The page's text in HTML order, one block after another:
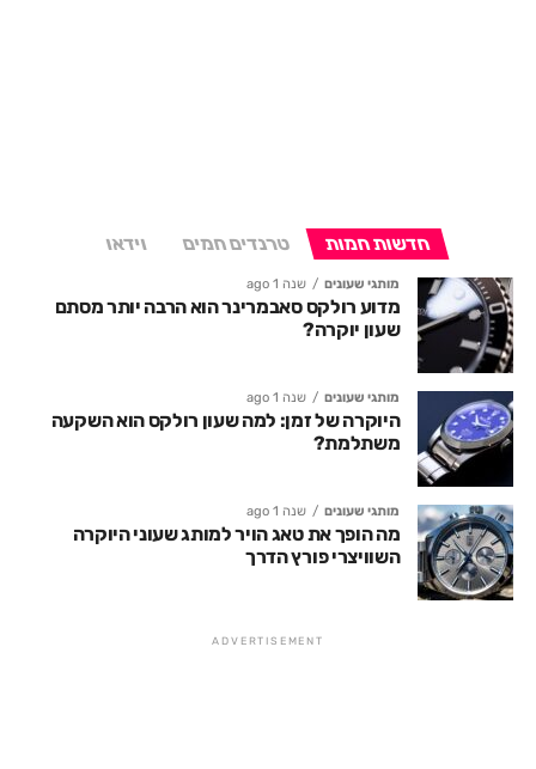
חדשות חמות טרנדים חמים וידאו
מותגי שעונים שנה 1 ago
מדוע רולקס סאבמרינר הוא הרבה יותר מסתם
שעון יוקרה?
מותגי שעונים שנה 1 ago
היוקרה של זמן: למה שעון רולקס הוא השקעה
משתלמת?
מותגי שעונים שנה 1 ago
מה הופך את טאג הויר למותג שעוני היוקרה
השוויצרי פורץ הדרך
ADVERTISEMENT